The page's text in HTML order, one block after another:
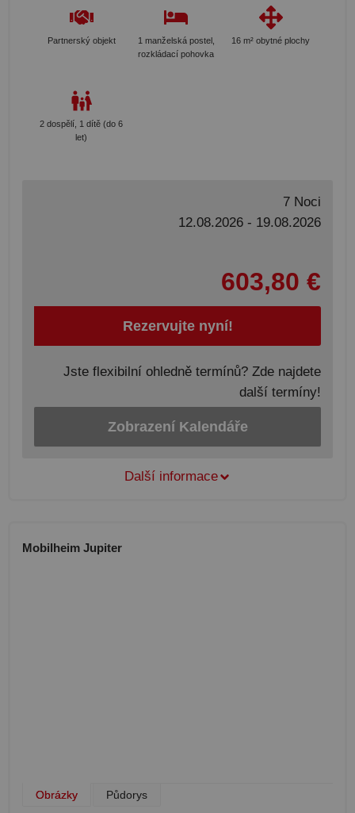
Partnerský objekt
1 manželská postel,
rozkládací pohovka
16 m² obytné plochy
2 dospělí, 1 dítě (do 6
let)
7 Noci
12.08.2026 - 19.08.2026
603,80 €
Rezervujte nyní!
Jste flexibilní ohledně termínů? Zde najdete
další termíny!
Zobrazení Kalendáře
Další informace
Mobilheim Jupiter
Obrázky Půdorys